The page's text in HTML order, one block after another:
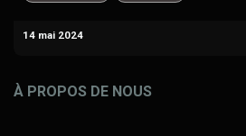
14 mai 2024
À PROPOS DE NOUS